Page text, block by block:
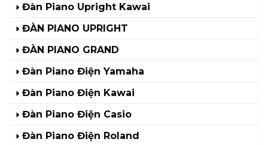
Đàn Piano Upright Kawai
ĐÀN PIANO UPRIGHT
ĐÀN PIANO GRAND
Đàn Piano Điện Yamaha
Đàn Piano Điện Kawai
Đàn Piano Điện Casio
Đàn Piano Điện Roland